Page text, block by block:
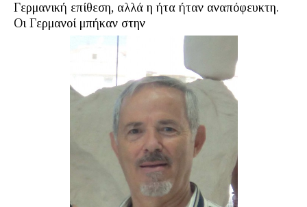
Γερμανική επίθεση, αλλά η ήτα ήταν αναπόφευκτη.
Οι Γερμανοί μπήκαν στην